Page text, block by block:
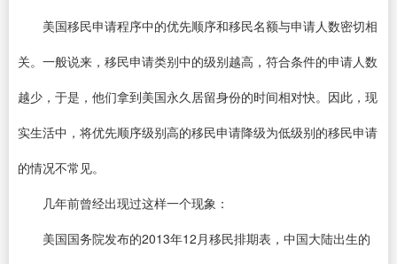
美国移民申请程序中的优先顺序和移民名额与申请人数密切相
关。一般说来，移民申请类别中的级别越高，符合条件的申请人数
越少，于是，他们拿到美国永久居留身份的时间相对快。因此，现
实生活中，将优先顺序级别高的移民申请降级为低级别的移民申请
的情况不常见。
几年前曾经出现过这样一个现象：
美国国务院发布的2013年12月移民排期表，中国大陆出生的